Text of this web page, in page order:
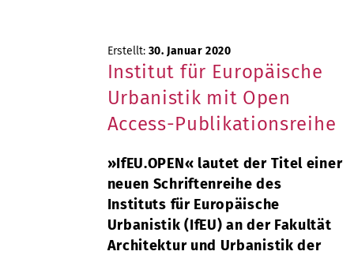
Erstellt: 30. Januar 2020
Institut für Europäische
Urbanistik mit Open
Access-Publikationsreihe
»IfEU.OPEN« lautet der Titel einer
neuen Schriftenreihe des
Instituts für Europäische
Urbanistik (IfEU) an der Fakultät
Architektur und Urbanistik der